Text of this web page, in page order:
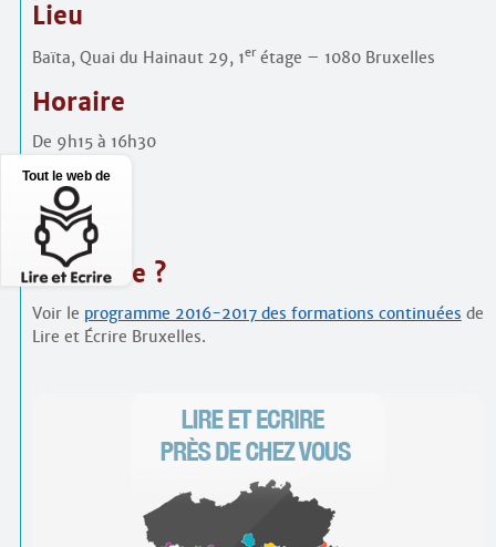
Lieu
Baïta, Quai du Hainaut 29, 1erétage – 1080 Bruxelles
Horaire
De 9h15 à 16h30
PAF
60 €
S’inscrire ?
Voir le programme 2016-2017 des formations continuées de
Lire et Écrire Bruxelles.
Tout le web de